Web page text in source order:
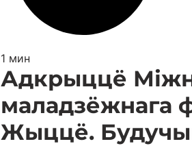
1 мин
Адкрыццё
маладзёжнага
Жыццё.